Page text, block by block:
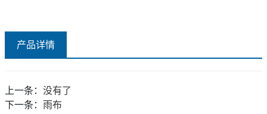
产品详情
上一条： 没有了
下一条： 雨布